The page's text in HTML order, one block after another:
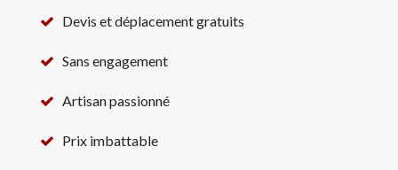
Devis et déplacement gratuits
Sans engagement
Artisan passionné
Prix imbattable